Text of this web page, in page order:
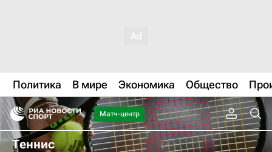
Политика В мире Экономика Общество
Матч-центр
Теннис